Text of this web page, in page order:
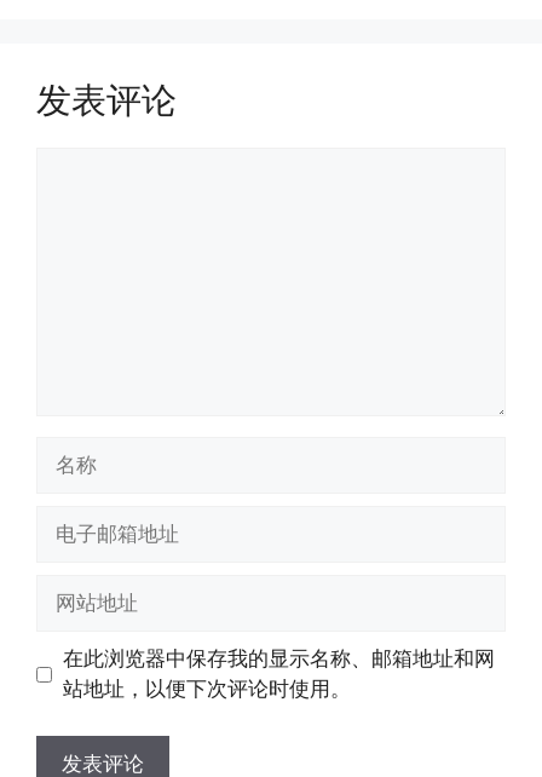
发表评论
址
址
在此浏览器中保存我的显示名称、邮箱地址和网
站地址，以便下次评论时使用。